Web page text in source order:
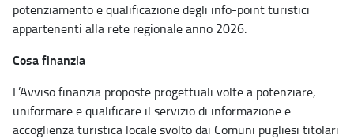
potenziamento e qualificazione degli info-point turistici
appartenenti alla rete regionale anno 2026.
Cosa finanzia
L’Avviso finanzia proposte progettuali volte a potenziare,
uniformare e qualificare il servizio di informazione e
accoglienza turistica locale svolto dai Comuni pugliesi titolari